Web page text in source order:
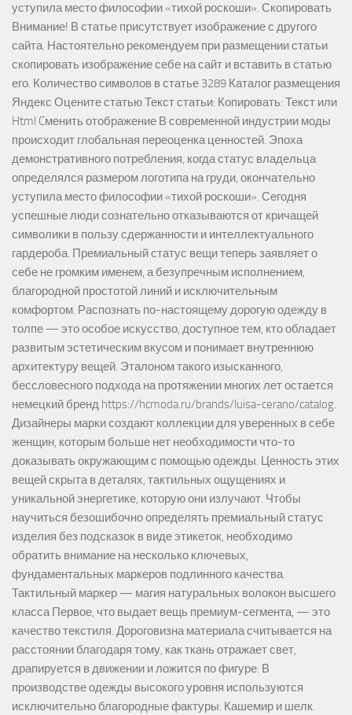
уступила место философии «тихой роскоши». Скопировать
Внимание! В статье присутствует изображение с другого
сайта. Настоятельно рекомендуем при размещении статьи
скопировать изображение себе на сайт и вставить в статью
его. Количество символов в статье 3289 Каталог размещения
Яндекс Оцените статью Текст статьи: Копировать: Текст или
Html Cменить отображение В современной индустрии моды
происходит глобальная переоценка ценностей. Эпоха
демонстративного потребления, когда статус владельца
определялся размером логотипа на груди, окончательно
уступила место философии «тихой роскоши». Сегодня
успешные люди сознательно отказываются от кричащей
символики в пользу сдержанности и интеллектуального
гардероба. Премиальный статус вещи теперь заявляет о
себе не громким именем, а безупречным исполнением,
благородной простотой линий и исключительным
комфортом. Распознать по-настоящему дорогую одежду в
толпе — это особое искусство, доступное тем, кто обладает
развитым эстетическим вкусом и понимает внутреннюю
архитектуру вещей. Эталоном такого изысканного,
бессловесного подхода на протяжении многих лет остается
немецкий бренд https://hcmoda.ru/brands/luisa-cerano/catalog.
Дизайнеры марки создают коллекции для уверенных в себе
женщин, которым больше нет необходимости что-то
доказывать окружающим с помощью одежды. Ценность этих
вещей скрыта в деталях, тактильных ощущениях и
уникальной энергетике, которую они излучают. Чтобы
научиться безошибочно определять премиальный статус
изделия без подсказок в виде этикеток, необходимо
обратить внимание на несколько ключевых,
фундаментальных маркеров подлинного качества.
Тактильный маркер — магия натуральных волокон высшего
класса Первое, что выдает вещь премиум-сегмента, — это
качество текстиля. Дороговизна материала считывается на
расстоянии благодаря тому, как ткань отражает свет,
драпируется в движении и ложится по фигуре. В
производстве одежды высокого уровня используются
исключительно благородные фактуры: Кашемир и шелк.